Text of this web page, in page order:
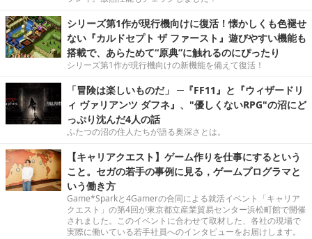
シリーズ第1作が現行機向けに復活！懐かしくも色褪せ
ない『カルドセプト ザ ファースト』遊びやすい機能も
搭載で、あらためて“原典”に触れるのにぴったり
シリーズ第1作が現行機向けの新機能を備えて復活！
「冒険は楽しいものだ」 ─『FF11』と『ウィザードリ
ィ ヴァリアンツ ダフネ』、"優しくないRPG"の沼にど
っぷり沈んだ4人の話
ふたつの沼の住人たちが語る奥深さとは。
【キャリアクエスト】ゲーム作りを仕事にするという
こと。セガの若手の事例に見る，ゲームプログラマと
いう働き方
Game*Sparkと4Gamerの合同による就活イベント「キャリア
クエスト」の第4回が東京都立産業貿易センター浜松町館で開催
されました。このイベントに合わせて取材した、各社の現場で
実際に働いている若手社員へのインタビューをお届けします。